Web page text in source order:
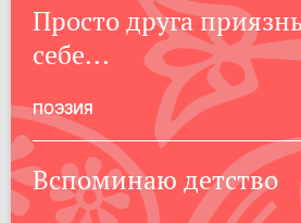
Просто друга
себе...
ПОЭЗИЯ
Вспоминаю детство